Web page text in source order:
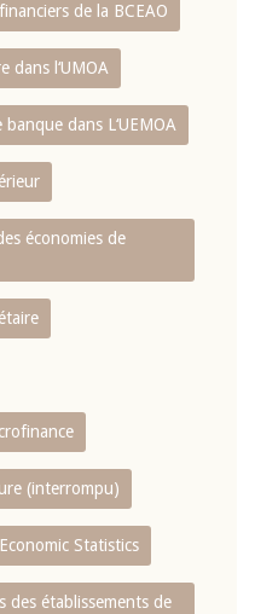
de la BCEAO
dans l‘UMOA
dans L‘UEMOA
économies de
(interrompu)
Statistics
des établissements de